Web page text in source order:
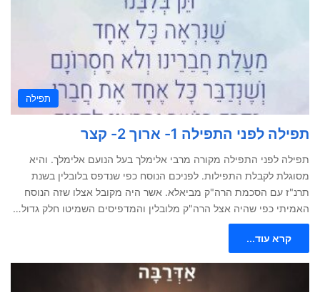
תפילה
תפילה לפני התפילה 1- ארוך 2- קצר
תפילה לפני התפילה מקורה מרבי אלימלך בעל הנועם אלימלך. והיא
מסוגלת לקבלת התפילות. לפניכם הנוסח כפי שנדפס בלובלין בשנת
תרנ"ז עם הסכמת הרה"ק מביאלא. אשר היה מקובל אצלו שזה הנוסח
האמיתי כפי שהיה אצל הרה"ק מלובלין והמדפיסים השמיטו חלק גדול…
קרא עוד...